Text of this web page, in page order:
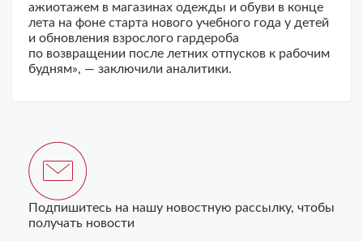
ажиотажем в магазинах одежды и обуви в конце
лета на фоне старта нового учебного года у детей
и обновления взрослого гардероба
по возвращении после летних отпусков к рабочим
будням», — заключили аналитики.
Подпишитесь на нашу новостную рассылку, чтобы
получать новости